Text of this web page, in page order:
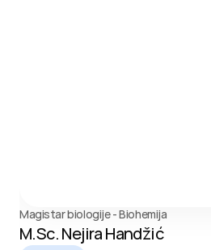
Magistar biologije - Biohemija
M.Sc. Nejira Handžić